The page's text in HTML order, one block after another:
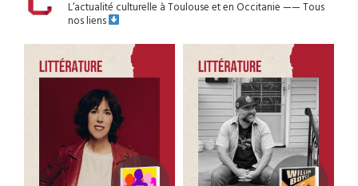
L’actualité culturelle à Toulouse et en Occitanie——Tous
nos liens